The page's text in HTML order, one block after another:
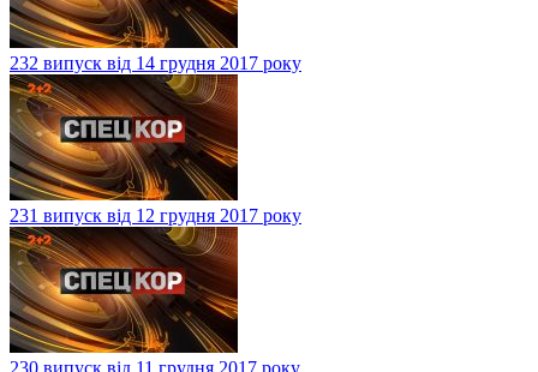
232 випуск від 14 грудня 2017 року
231 випуск від 12 грудня 2017 року
230 випуск від 11 грудня 2017 року